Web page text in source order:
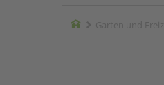
Home